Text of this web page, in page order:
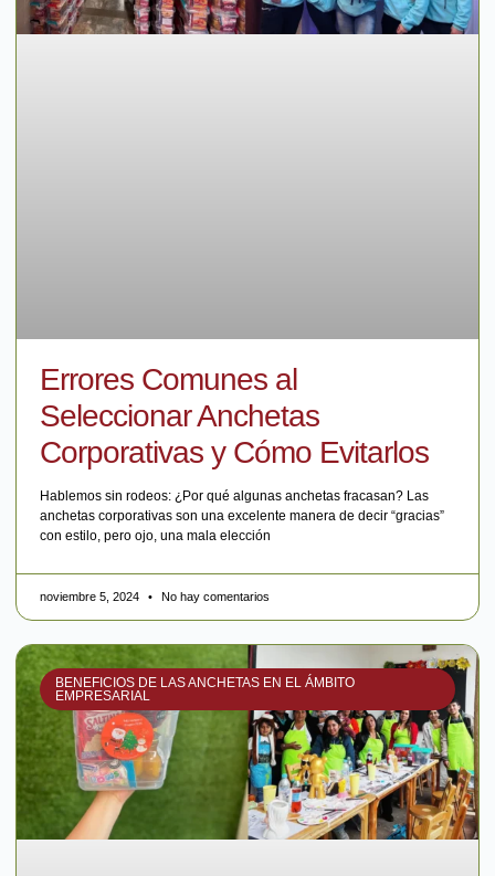
Errores Comunes al
Seleccionar Anchetas
Corporativas y Cómo Evitarlos
Hablemos sin rodeos: ¿Por qué algunas anchetas fracasan? Las
anchetas corporativas son una excelente manera de decir “gracias”
con estilo, pero ojo, una mala elección
noviembre 5, 2024 No hay comentarios
BENEFICIOS DE LAS ANCHETAS EN EL ÁMBITO
EMPRESARIAL